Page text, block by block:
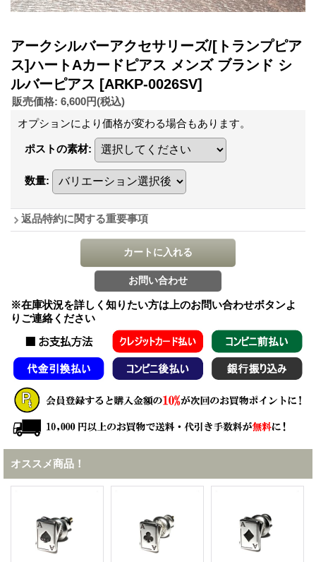
アークシルバーアクセサリーズ/[トランプピア
ス]ハートAカードピアス メンズ ブランド シ
ルバーピアス [ARKP-0026SV]
販売価格: 6,600円(税込)
オプションにより価格が変わる場合もあります。
ポストの素材:
数量:
返品特約に関する重要事項
※在庫状況を詳しく知りたい方は上のお問い合わせボタンよ
りご連絡ください
オススメ商品！